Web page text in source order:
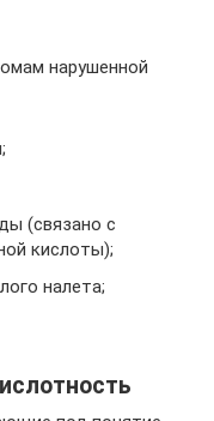
нарушенной
(связано с
кислоты);
налета;